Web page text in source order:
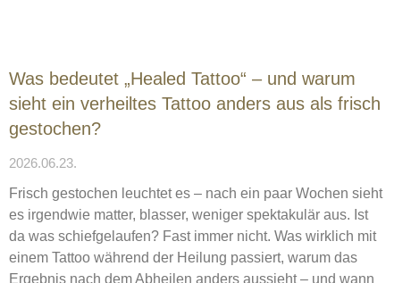
Was bedeutet „Healed Tattoo“ – und warum
sieht ein verheiltes Tattoo anders aus als frisch
gestochen?
2026.06.23.
Frisch gestochen leuchtet es – nach ein paar Wochen sieht
es irgendwie matter, blasser, weniger spektakulär aus. Ist
da was schiefgelaufen? Fast immer nicht. Was wirklich mit
einem Tattoo während der Heilung passiert, warum das
Ergebnis nach dem Abheilen anders aussieht – und wann